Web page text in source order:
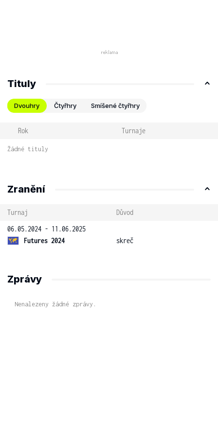
Tituly
Dvouhry Čtyřhry Smíšené čtyřhry
Rok Turnaje
Žádné tituly
Zranění
Turnaj
Důvod
06.05.2024 - 11.06.2025
Futures 2024
skreč
Zprávy
Nenalezeny žádné zprávy.